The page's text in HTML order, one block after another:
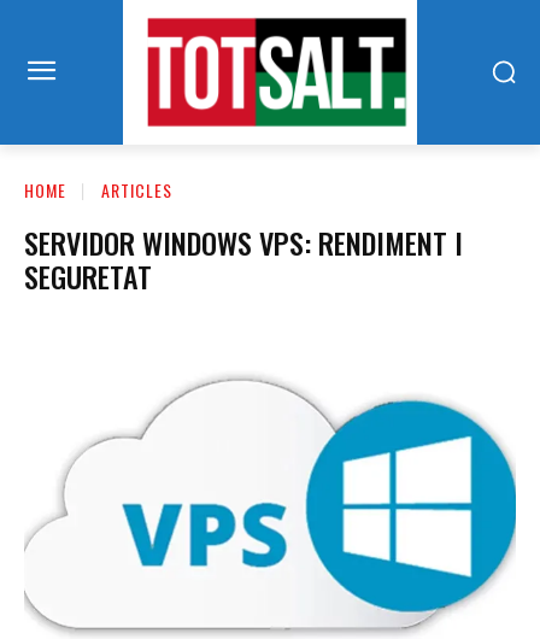
HOME ARTICLES
SERVIDOR WINDOWS VPS: RENDIMENT I
SEGURETAT